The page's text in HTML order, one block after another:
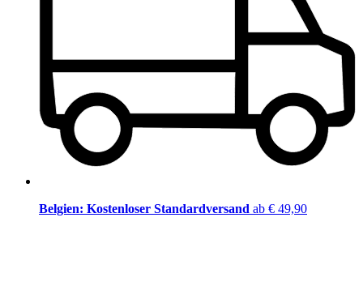
Belgien: Kostenloser Standardversand ab € 49,90